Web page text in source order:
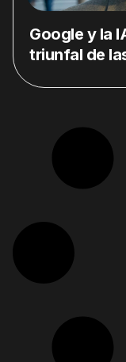
Google y la
triunfal de